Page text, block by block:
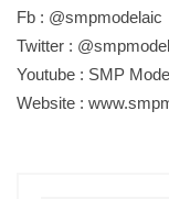
Fb : @smpmodelaic
Twitter :
Youtube : SMP
Website :